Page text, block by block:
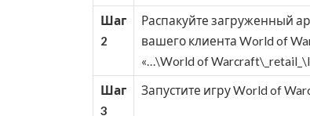
Шаг
2
Распакуйте загруженный
вашего клиента World of
«…\World of
Шаг
3
Запустите игру World of